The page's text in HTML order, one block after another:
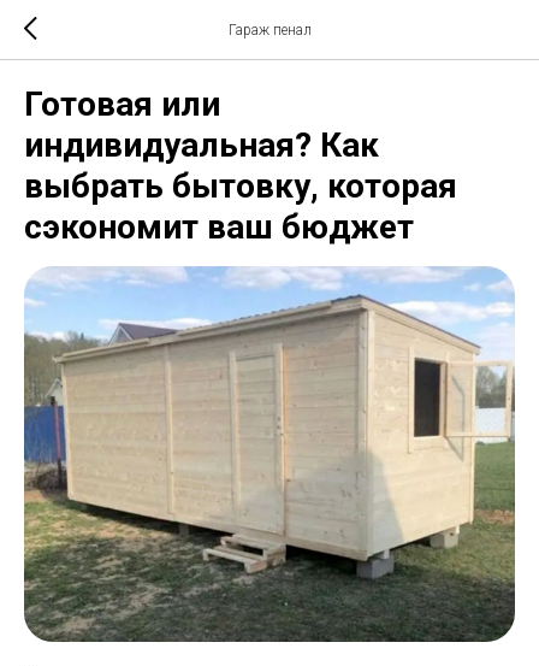
Гараж пенал
Готовая или
индивидуальная? Как
выбрать бытовку, которая
сэкономит ваш бюджет